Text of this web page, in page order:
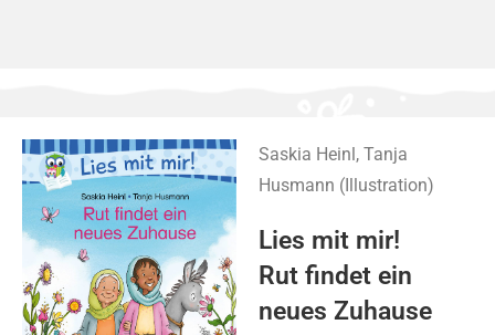
Saskia Heinl, Tanja
Husmann (Illustration)
Lies mit mir!
Rut findet ein
neues Zuhause